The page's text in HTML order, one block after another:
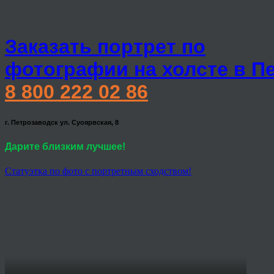
Заказать портрет по
фотографии на холсте в
8 800 222 02 86
г. Петрозаводск ул. Суоярвская, 8
Дарите близким лучшее!
Статуэтка по фото с портретным сходством!